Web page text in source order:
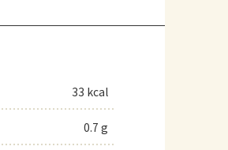
33 kcal
0.7 g